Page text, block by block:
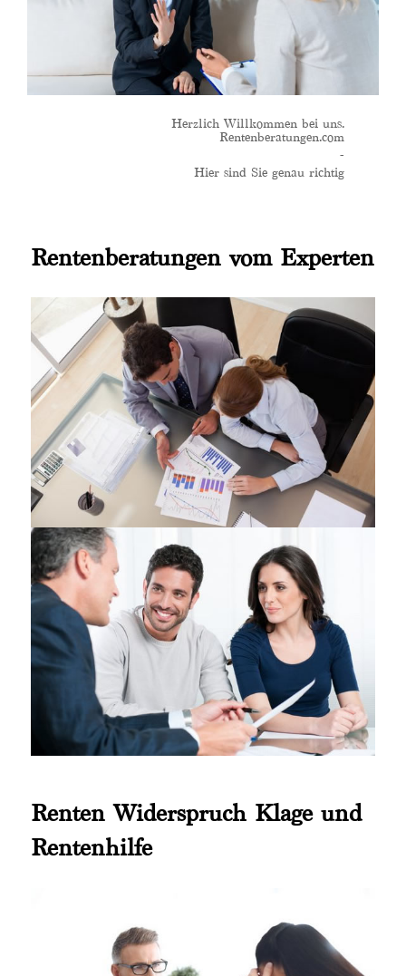
Herzlich Willkommen bei uns.
Rentenberatungen.com
-
Hier sind Sie genau richtig
Rentenberatungen vom Experten
Renten Widerspruch Klage und
Rentenhilfe